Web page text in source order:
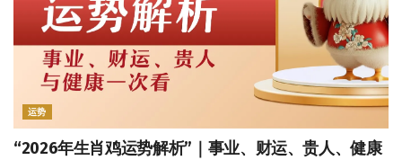
运势
“2026年生肖鸡运势解析”｜事业、财运、贵人、健康